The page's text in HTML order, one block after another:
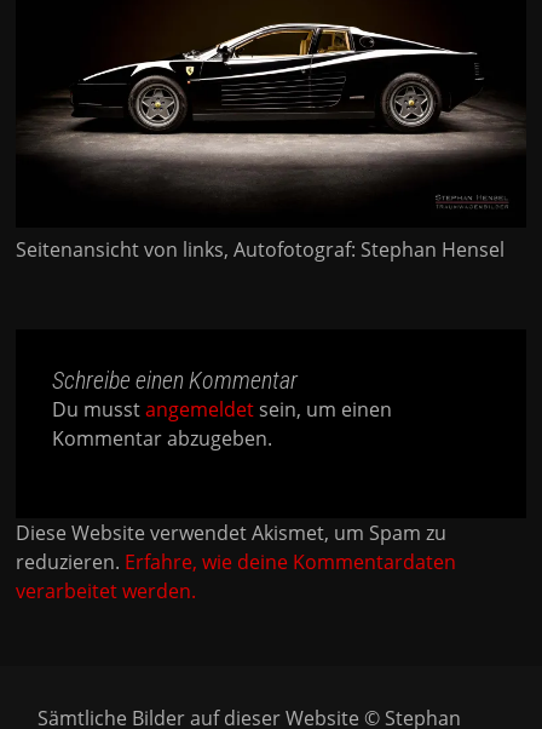
Seitenansicht von links, Autofotograf: Stephan Hensel
Schreibe einen Kommentar
Du musstangemeldet sein, um einen
Kommentar abzugeben.
Diese Website verwendet Akismet, um Spam zu
reduzieren. Erfahre, wie deine Kommentardaten
verarbeitet werden.
Sämtliche Bilder auf dieser Website © Stephan